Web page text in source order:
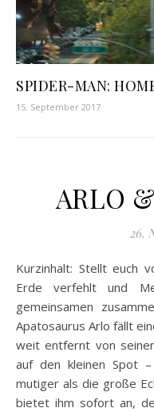
SPIDER-MAN:
15. September 2017
ARLO
26.
Kurzinhalt: Stellt euch vor, der Meteor hätte damals die
Erde verfehlt und
gemeinsamen
Apatosaurus Arlo fällt
weit entfernt von
auf den kleinen Spot –
mutiger als die große
bietet ihm sofort an,